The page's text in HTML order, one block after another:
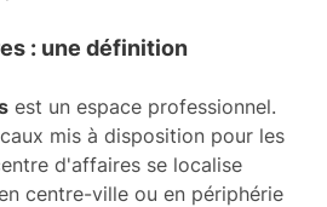
: une définition
est un espace professionnel.
mis à disposition pour les
d'affaires se localise
centre-ville ou en périphérie